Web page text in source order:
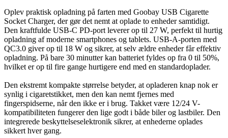
Oplev praktisk opladning på farten med Goobay USB Cigarette
Socket Charger, der gør det nemt at oplade to enheder samtidigt.
Den kraftfulde USB-C PD-port leverer op til 27 W, perfekt til hurtig
opladning af moderne smartphones og tablets. USB-A-porten med
QC3.0 giver op til 18 W og sikrer, at selv ældre enheder får effektiv
opladning. På bare 30 minutter kan batteriet fyldes op fra 0 til 50%,
hvilket er op til fire gange hurtigere end med en standardoplader.
Den ekstremt kompakte størrelse betyder, at opladeren knap nok er
synlig i cigaretstikket, men den kan nemt fjernes med
fingerspidserne, når den ikke er i brug. Takket være 12/24 V-
kompatibiliteten fungerer den lige godt i både biler og lastbiler. Den
integrerede beskyttelseselektronik sikrer, at enhederne oplades
sikkert hver gang.